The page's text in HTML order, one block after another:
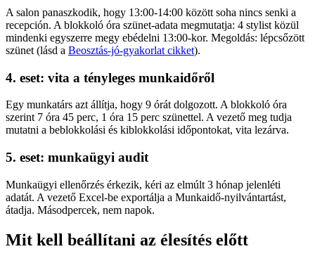
A salon panaszkodik, hogy 13:00-14:00 között soha nincs senki a
recepción. A blokkoló óra szünet-adata megmutatja: 4 stylist közül
mindenki egyszerre megy ebédelni 13:00-kor. Megoldás: lépcsőzött
szünet (lásd a Beosztás-jó-gyakorlat cikket).
4. eset: vita a tényleges munkaidőről
Egy munkatárs azt állítja, hogy 9 órát dolgozott. A blokkoló óra
szerint 7 óra 45 perc, 1 óra 15 perc szünettel. A vezető meg tudja
mutatni a beblokkolási és kiblokkolási időpontokat, vita lezárva.
5. eset: munkaügyi audit
Munkaügyi ellenőrzés érkezik, kéri az elmúlt 3 hónap jelenléti
adatát. A vezető Excel-be exportálja a Munkaidő-nyilvántartást,
átadja. Másodpercek, nem napok.
Mit kell beállítani az élesítés előtt